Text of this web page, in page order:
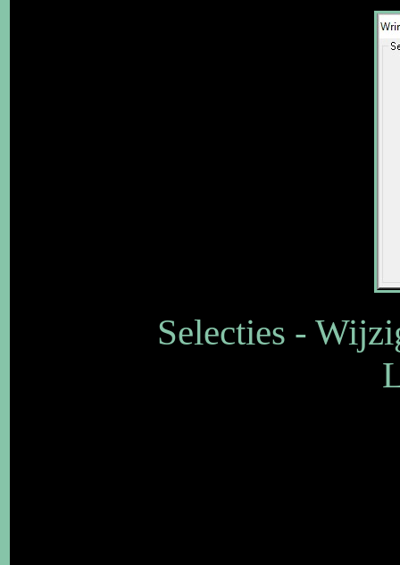
Selecties -